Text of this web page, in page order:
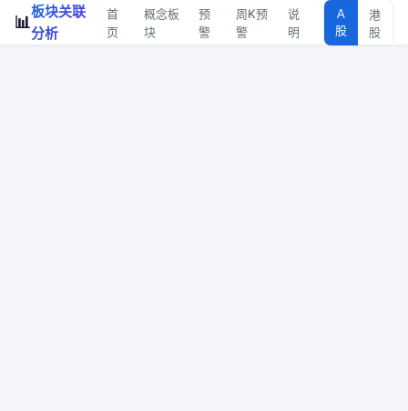
📊
板块关联
分析
首
页
概念板
块
预
警
周K预
警
说
明
A
股
港
股